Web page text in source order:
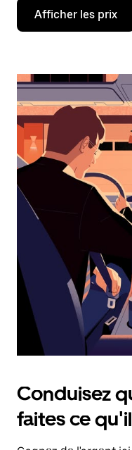
Appuyez
la
bas
interagir
avec
calendrier
et
sélectionner
une
date.
Appuyez
d'échappement
pour
fermer
calendrier.
Afficher les prix
Conduisez
faites ce